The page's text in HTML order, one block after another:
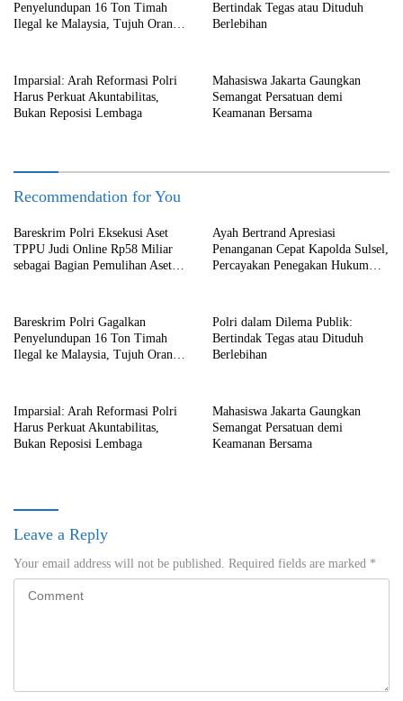
Penyelundupan 16 Ton Timah
Ilegal ke Malaysia, Tujuh Orang
Bertindak Tegas atau Dituduh
Berlebihan
Imparsial: Arah Reformasi Polri
Harus Perkuat Akuntabilitas,
Bukan Reposisi Lembaga
Mahasiswa Jakarta Gaungkan
Semangat Persatuan demi
Keamanan Bersama
Recommendation for You
Bareskrim Polri Eksekusi Aset
TPPU Judi Online Rp58 Miliar
sebagai Bagian Pemulihan Aset
Ayah Bertrand Apresiasi
Penanganan Cepat Kapolda Sulsel,
Percayakan Penegakan Hukum
Bareskrim Polri Gagalkan
Penyelundupan 16 Ton Timah
Ilegal ke Malaysia, Tujuh Orang
Polri dalam Dilema Publik:
Bertindak Tegas atau Dituduh
Berlebihan
Imparsial: Arah Reformasi Polri
Harus Perkuat Akuntabilitas,
Bukan Reposisi Lembaga
Mahasiswa Jakarta Gaungkan
Semangat Persatuan demi
Keamanan Bersama
Leave a Reply
Your email address will not be published. Required fields are marked *